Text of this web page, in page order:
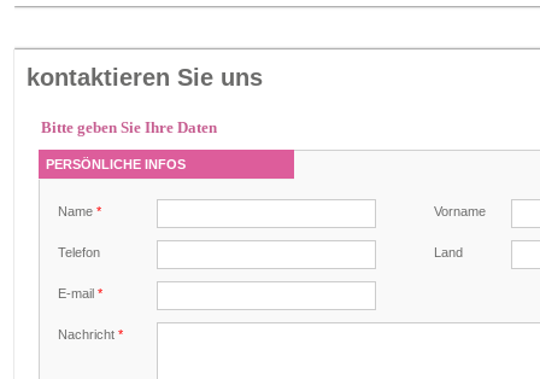
kontaktieren Sie uns
Bitte geben Sie Ihre Daten
PERSÖNLICHE INFOS
Name * Vorname
Telefon Land
E-mail *
Nachricht *